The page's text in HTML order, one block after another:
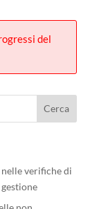
del
nelle verifiche di